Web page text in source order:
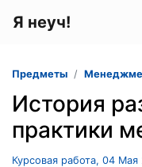
Я неуч!
Предметы
История
практики
Курсовая работа, 04